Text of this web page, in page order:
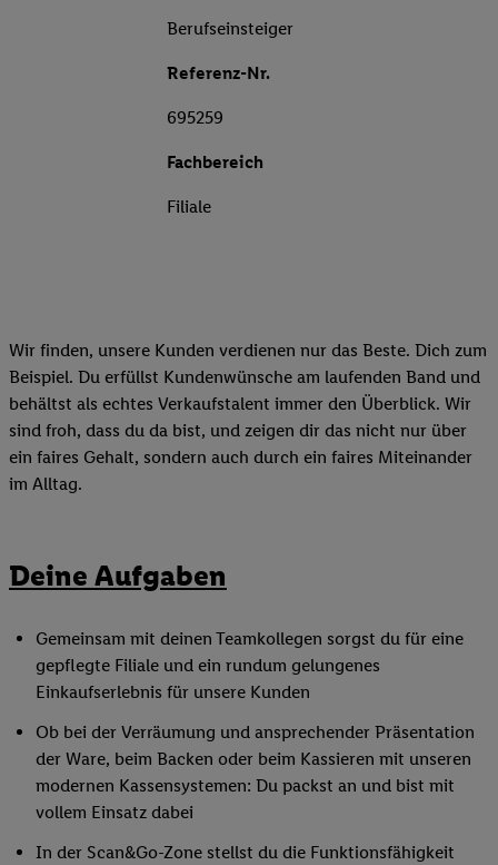
Berufseinsteiger
Referenz-Nr.
695259
Fachbereich
Filiale
Wir finden, unsere Kunden verdienen nur das Beste. Dich zum
Beispiel. Du erfüllst Kundenwünsche am laufenden Band und
behältst als echtes Verkaufstalent immer den Überblick. Wir
sind froh, dass du da bist, und zeigen dir das nicht nur über
ein faires Gehalt, sondern auch durch ein faires Miteinander
im Alltag.
Deine Aufgaben
Gemeinsam mit deinen Teamkollegen sorgst du für eine
gepflegte Filiale und ein rundum gelungenes
Einkaufserlebnis für unsere Kunden
Ob bei der Verräumung und ansprechender Präsentation
der Ware, beim Backen oder beim Kassieren mit unseren
modernen Kassensystemen: Du packst an und bist mit
vollem Einsatz dabei
In der Scan&Go-Zone stellst du die Funktionsfähigkeit